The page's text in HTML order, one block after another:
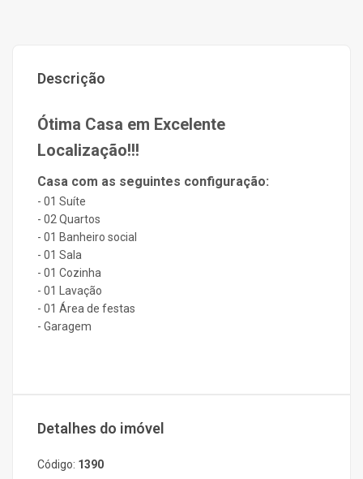
Descrição
Ótima Casa em Excelente
Localização!!!
Casa com as seguintes configuração:
- 01 Suíte
- 02 Quartos
- 01 Banheiro social
- 01 Sala
- 01 Cozinha
- 01 Lavação
- 01 Área de festas
- Garagem
Detalhes do imóvel
Código: 1390